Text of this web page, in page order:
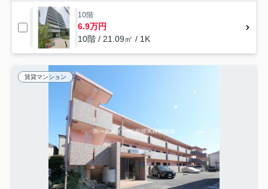
10階
6.9万円
10階 / 21.09㎡ / 1K
賃貸マンション